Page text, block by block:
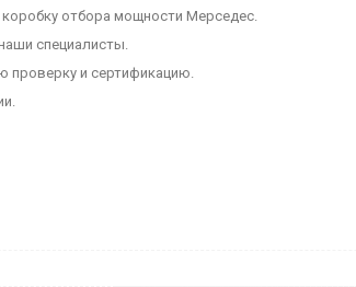
отбора мощности Мерседес.
специалисты.
проверку и сертификацию.